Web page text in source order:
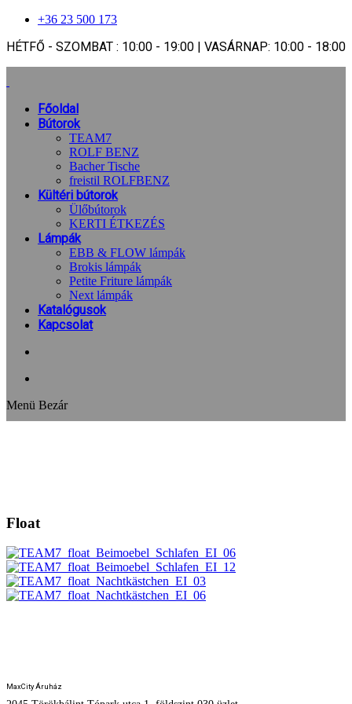
+36 23 500 173
HÉTFŐ - SZOMBAT : 10:00 - 19:00 | VASÁRNAP: 10:00 - 18:00
Főoldal
Bútorok
TEAM7
ROLF BENZ
Bacher Tische
freistil ROLFBENZ
Kültéri bútorok
Ülőbútorok
KERTI ÉTKEZÉS
Lámpák
EBB & FLOW lámpák
Brokis lámpák
Petite Friture lámpák
Next lámpák
Katalógusok
Kapcsolat
Menü Bezár
Float
MaxCity Áruház